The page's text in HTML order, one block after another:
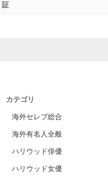
証
カテゴリ
海外セレブ総合
海外有名人全般
ハリウッド俳優
ハリウッド女優